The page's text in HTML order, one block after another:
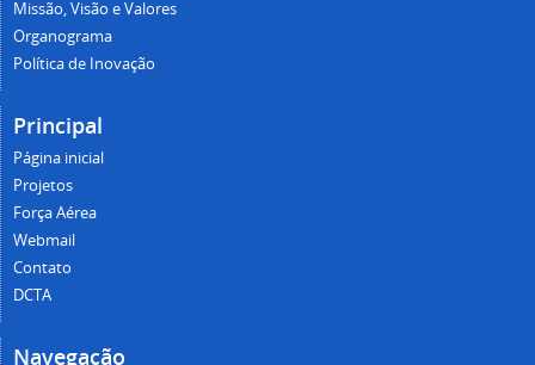
Missão, Visão e Valores
Organograma
Política de Inovação
Principal
Página inicial
Projetos
Força Aérea
Webmail
Contato
DCTA
Navegação